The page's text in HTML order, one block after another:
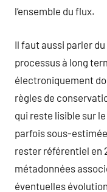
l’ensemble du flux.
Il faut aussi parler
processus à long
électroniquement
règles de
qui reste lisible sur
parfois sous-
rester référentiel en
métadonnées
éventuelles